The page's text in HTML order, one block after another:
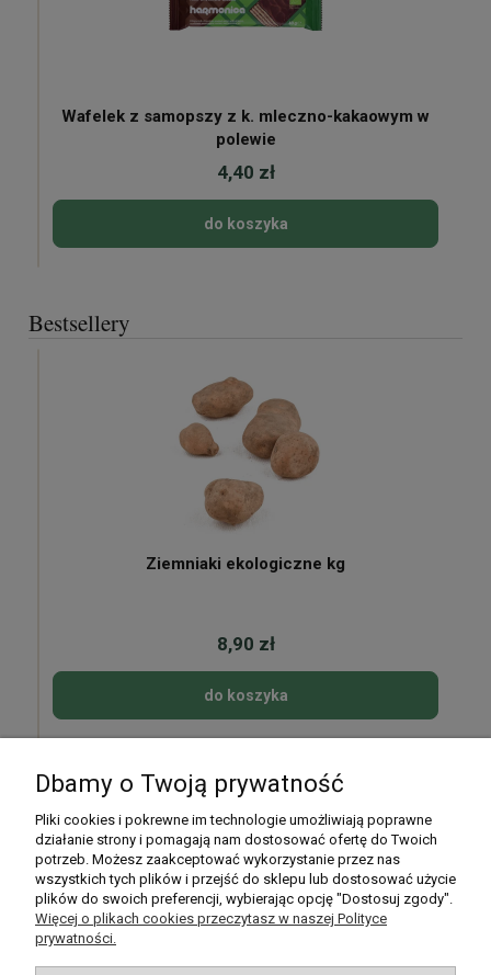
Wafelek z samopszy z k. mleczno-kakaowym w
polewie
4,40 zł
do koszyka
Bestsellery
Ziemniaki ekologiczne kg
8,90 zł
do koszyka
Moje konto
Płatności i dostawa
Informacje
Dbamy o Twoją prywatność
Pliki cookies i pokrewne im technologie umożliwiają poprawne
działanie strony i pomagają nam dostosować ofertę do Twoich
potrzeb. Możesz zaakceptować wykorzystanie przez nas
wszystkich tych plików i przejść do sklepu lub dostosować użycie
plików do swoich preferencji, wybierając opcję "Dostosuj zgody".
Więcej o plikach cookies przeczytasz w naszej Polityce
prywatności.